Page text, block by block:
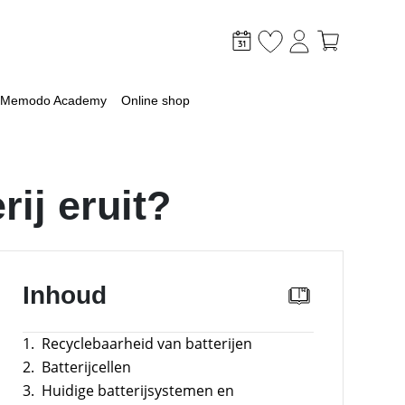
je PV & opslag
met een batterij
voor grootschalige toepassingen
Memodo Academy Online shop
eruit?
Inhoud
1. Recyclebaarheid van batterijen
2. Batterijcellen
3. Huidige batterijsystemen en